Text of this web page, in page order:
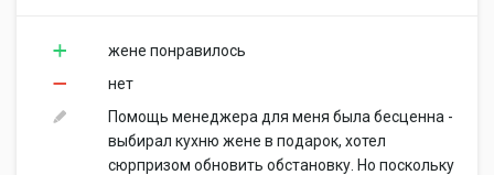
жене понравилось
нет
Помощь менеджера для меня была бесценна -
выбирал кухню жене в подарок, хотел
сюрпризом обновить обстановку. Но поскольку